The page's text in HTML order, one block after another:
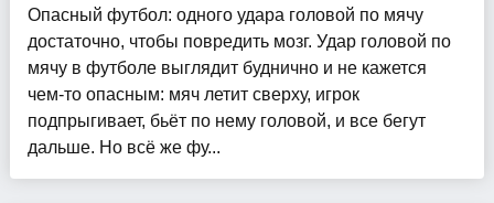
Опасный футбол: одного удара головой по мячу
достаточно, чтобы повредить мозг. Удар головой по
мячу в футболе выглядит буднично и не кажется
чем-то опасным: мяч летит сверху, игрок
подпрыгивает, бьёт по нему головой, и все бегут
дальше. Но всё же фу...